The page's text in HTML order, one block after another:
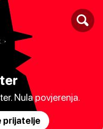
Nula povjerenja.
prijatelje